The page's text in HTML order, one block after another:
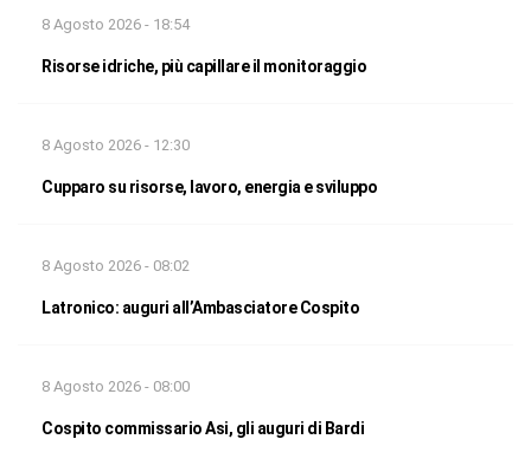
8 Agosto 2026 - 18:54
Risorse idriche, più capillare il monitoraggio
8 Agosto 2026 - 12:30
Cupparo su risorse, lavoro, energia e sviluppo
8 Agosto 2026 - 08:02
Latronico: auguri all’Ambasciatore Cospito
8 Agosto 2026 - 08:00
Cospito commissario Asi, gli auguri di Bardi